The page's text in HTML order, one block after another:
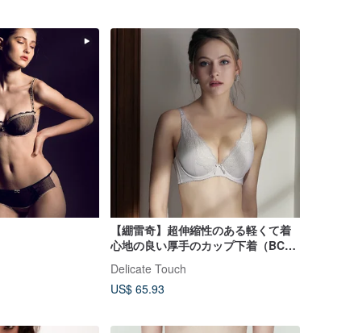
【綳雷奇】超伸縮性のある軽くて着
心地の良い厚手のカップ下着（BCD
カップ）/ライスキャメル
Delicate Touch
US$ 65.93